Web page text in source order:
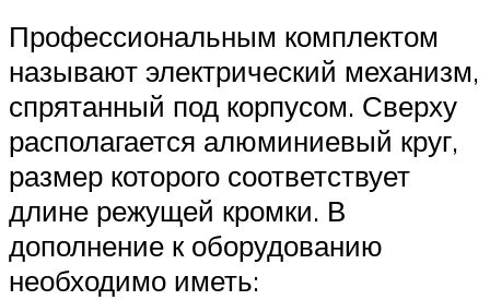
Профессиональным комплектом
называют электрический механизм,
спрятанный под корпусом. Сверху
располагается алюминиевый круг,
размер которого соответствует
длине режущей кромки. В
дополнение к оборудованию
необходимо иметь: